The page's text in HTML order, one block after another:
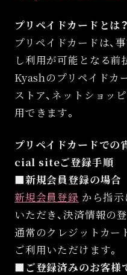
プリペイドカードとは？
プリペイドカードは、
し利用が可能となる前
Kyashのプリペイドカ
ストア、ネットショッ
用できます。
プリペイドカードで
cial siteご登録手順
■新規会員登録の場合
新規会員登録 から指
いただき、決済情報の
通常のクレジットカー
ご利用いただけます。
■ご登録済みのお客様